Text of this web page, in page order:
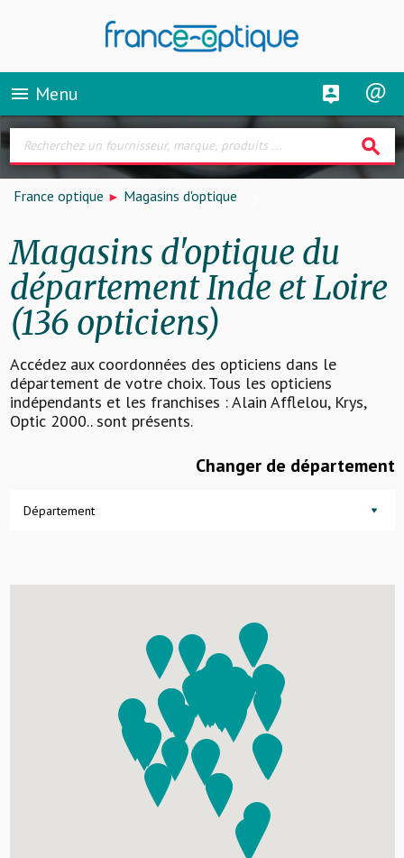
menu Menu
search
France optique Magasins d'optique
Magasins d'optique du
département Inde et Loire
(136 opticiens)
Accédez aux coordonnées des opticiens dans le
département de votre choix. Tous les opticiens
indépendants et les franchises : Alain Afflelou, Krys,
Optic 2000.. sont présents.
Changer de département
Département